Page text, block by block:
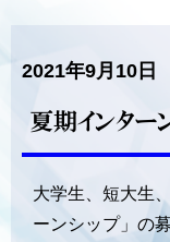
2021年9月10日
夏期インター
大学生、短大生
ーンシップ」の